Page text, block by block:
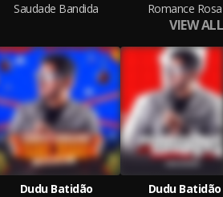
Saudade Bandida
Romance Rosa
VIEW ALL
Dudu Batidão
Dudu Batidão